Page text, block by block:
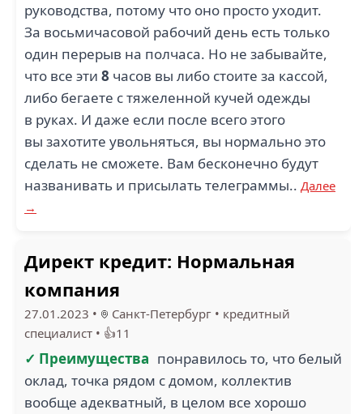
руководства, потому что оно просто уходит.
За восьмичасовой рабочий день есть только
один перерыв на полчаса. Но не забывайте,
что все эти 8 часов вы либо стоите за кассой,
либо бегаете с тяжеленной кучей одежды
в руках. И даже если после всего этого
вы захотите увольняться, вы нормально это
сделать не сможете. Вам бесконечно будут
названивать и присылать телеграммы.. Далее
→
Директ кредит: Нормальная
компания
27.01.2023 • Санкт-Петербург • кредитный
специалист • 👍11
✓ Преимущества понравилось то, что белый
оклад, точка рядом с домом, коллектив
вообще адекватный, в целом все хорошо